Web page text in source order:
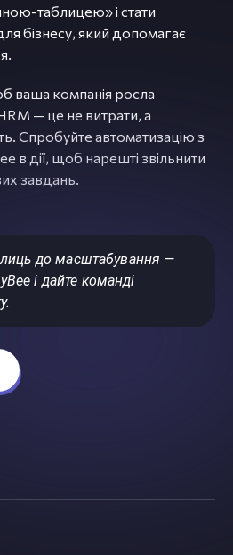
таблицею» і стати
бізнесу, який допомагає
ваша компанія росла
— це не витрати, а
Спробуйте автоматизацію з
в дії, щоб нарешті звільнити
завдань.
до масштабування —
і дайте команді